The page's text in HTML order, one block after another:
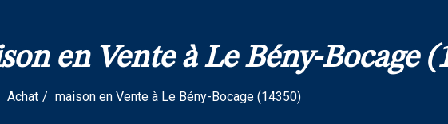
en Vente à Le Bény-Bocage
Achat maison en Vente à Le Bény-Bocage (14350)